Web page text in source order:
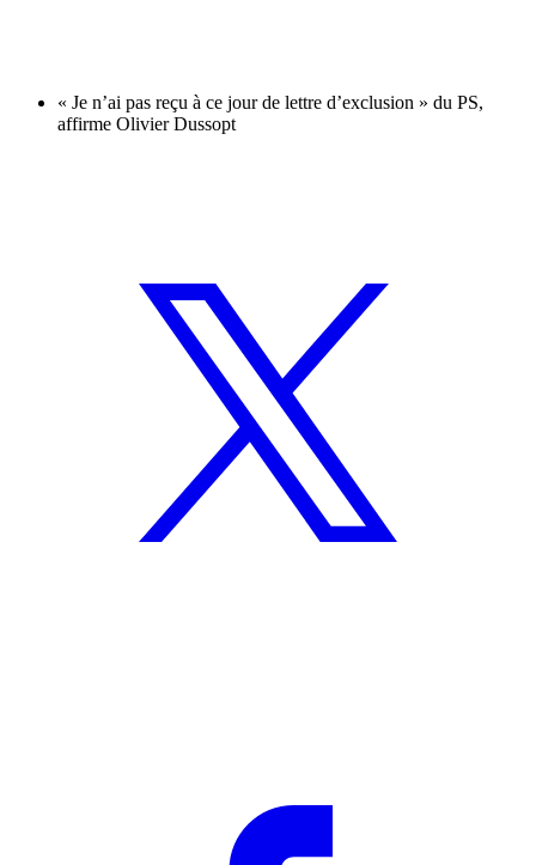
« Je n’ai pas reçu à ce jour de lettre d’exclusion » du PS,
affirme Olivier Dussopt